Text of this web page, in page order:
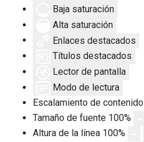
Baja saturación
Alta saturación
Enlaces destacados
Títulos destacados
Lector de pantalla
Modo de lectura
Escalamiento de contenido
Tamaño de fuente 100%
Altura de la línea 100%